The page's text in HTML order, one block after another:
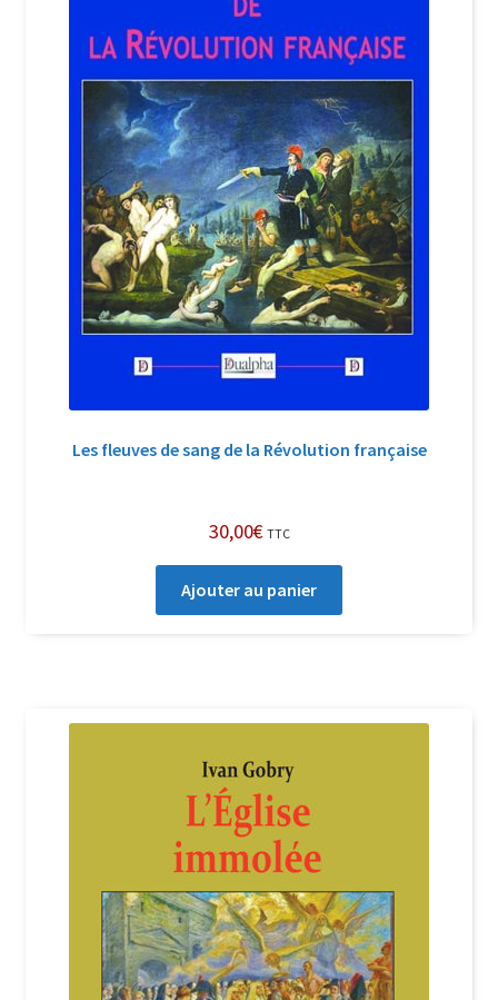
Les fleuves de sang de la Révolution française
30,00€ TTC
Ajouter au panier